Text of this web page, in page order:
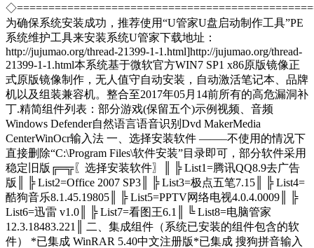
为确保系统安装成功，推荐使用“U管家U盘启动制作工具”PE
系统维护工具来安装系统U管家下载地址：
http://jujumao.org/thread-21399-1-1.html]http://jujumao.org/thread-
21399-1-1.html本系统基于微软官方WIN7 SP1 x86原版镜像正
式原版镜像制作，无人值守自动安装，自动激活笔记本、品牌
机以及组装兼容机。整合至2017年05月14前所有的高危漏洞补
丁.精简组件列表：部分游戏(保留五个)示例视频、音频
Windows Defender自然语言语音识别Dvd MakerMedia
CenterWinOcr输入法 一、选择安装软件 ——–不使用的情况下
直接删除“C:\Program Files\软件安装”目录即可，部分软件采用
稳定旧版╔═╦〖选择安装软件〗║ ╠ List1=腾讯QQ8.9去广告
版║ ╠ List2=Office 2007 SP3║ ╠ List3=极点五笔7.15║ ╠ List4=
酷狗音乐8.1.45.19805║ ╠ List5=PPTV网络电视4.0.4.0009║ ╠
List6=迅雷 v1.0║ ╠ List7=看图王6.1║ ╚ List8=电脑管家
12.3.18483.221║ 二、集成组件（系统已安装的组件包含的软
件） *已集成 WinRAR 5.40中文注册版*已集成 搜狗拼音输入